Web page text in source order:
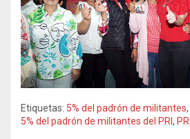
Etiquetas: 5% del padrón de militantes,
5% del padrón de militantes del PRI, PRI